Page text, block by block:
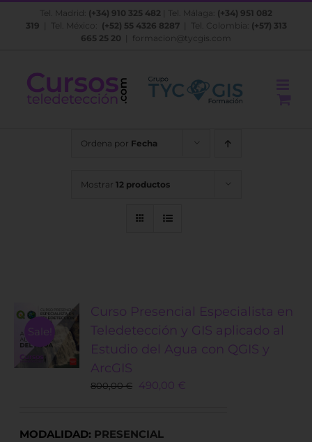
Saltar
Tel. Madrid: (+34) 910 325 482 | Tel. Málaga: (+34) 951 082
319 | Tel. México: (+52) 55 4326 8287| Tel. Colombia: (+57) 313
665 25 20
formacion@tycgis.com
Ordena por Fecha
Mostrar 12 productos
Sale!
Curso Presencial Especialista en
Teledetección y GIS aplicado al
Estudio del Agua con QGIS y
ArcGIS
800,00€
Original
800,00 €.
490,00 €
MODALIDAD: PRESENCIAL